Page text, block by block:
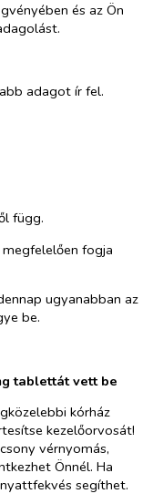
és az Ön
adagot ír fel.
függ.
fogja
ugyanabban az
be.
tablettát vett be
kórház
kezelőorvosát!
vérnyomás,
Önnél. Ha
segíthet.